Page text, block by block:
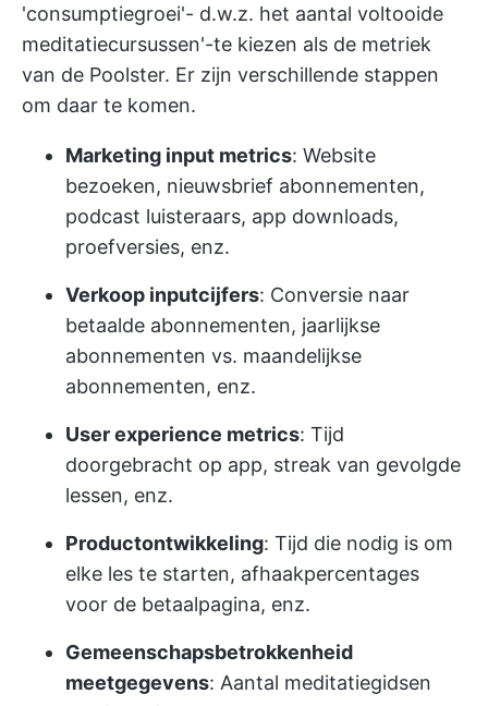
'consumptiegroei'- d.w.z. het aantal voltooide
meditatiecursussen'-te kiezen als de metriek
van de Poolster. Er zijn verschillende stappen
om daar te komen.
Marketing input metrics: Website
bezoeken, nieuwsbrief abonnementen,
podcast luisteraars, app downloads,
proefversies, enz.
Verkoop inputcijfers: Conversie naar
betaalde abonnementen, jaarlijkse
abonnementen vs. maandelijkse
abonnementen, enz.
User experience metrics: Tijd
doorgebracht op app, streak van gevolgde
lessen, enz.
Productontwikkeling: Tijd die nodig is om
elke les te starten, afhaakpercentages
voor de betaalpagina, enz.
Gemeenschapsbetrokkenheid
meetgegevens: Aantal meditatiegidsen